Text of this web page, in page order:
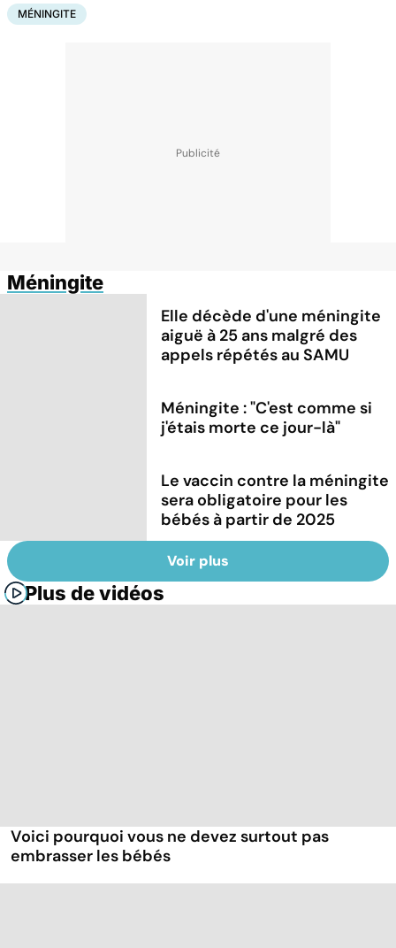
MÉNINGITE
Méningite
Elle décède d'une méningite
aiguë à 25 ans malgré des
appels répétés au SAMU
Méningite : "C'est comme si
j'étais morte ce jour-là"
Le vaccin contre la méningite
sera obligatoire pour les
bébés à partir de 2025
Voir plus
Plus de vidéos
Voici pourquoi vous ne devez surtout pas
embrasser les bébés